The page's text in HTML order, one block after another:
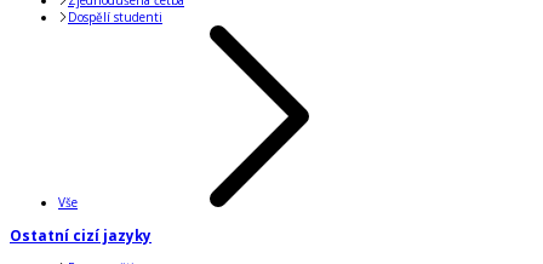
Dospělí studenti
Vše
Ostatní cizí jazyky